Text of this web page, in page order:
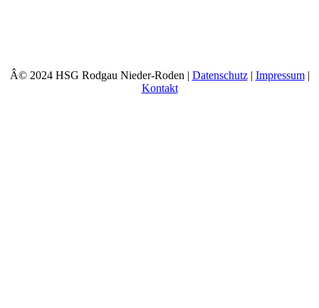
Â© 2024 HSG Rodgau Nieder-Roden | Datenschutz| Impressum|
Kontakt